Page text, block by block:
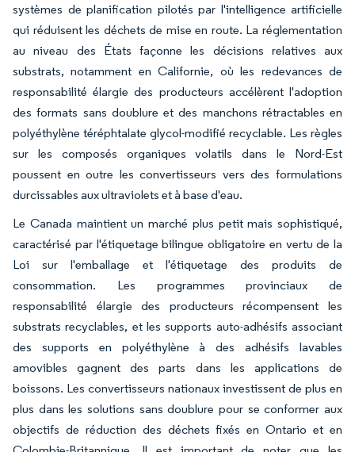
systèmes de planification pilotés par l'intelligence artificielle
qui réduisent les déchets de mise en route. La réglementation
au niveau des États façonne les décisions relatives aux
substrats, notamment en Californie, où les redevances de
responsabilité élargie des producteurs accélèrent l'adoption
des formats sans doublure et des manchons rétractables en
polyéthylène téréphtalate glycol-modifié recyclable. Les règles
sur les composés organiques volatils dans le Nord-Est
poussent en outre les convertisseurs vers des formulations
durcissables aux ultraviolets et à base d'eau.
Le Canada maintient un marché plus petit mais sophistiqué,
caractérisé par l'étiquetage bilingue obligatoire en vertu de la
Loi sur l'emballage et l'étiquetage des produits de
consommation. Les programmes provinciaux de
responsabilité élargie des producteurs récompensent les
substrats recyclables, et les supports auto-adhésifs associant
des supports en polyéthylène à des adhésifs lavables
amovibles gagnent des parts dans les applications de
boissons. Les convertisseurs nationaux investissent de plus en
plus dans les solutions sans doublure pour se conformer aux
objectifs de réduction des déchets fixés en Ontario et en